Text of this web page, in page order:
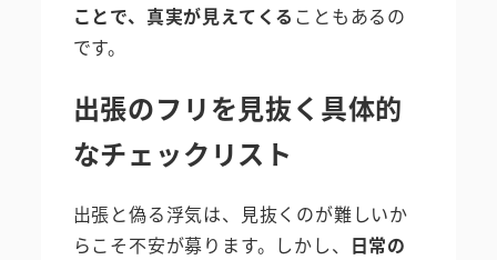
ことで、真実が見えてくる こともあるの
です。
出張のフリを見抜く具体的
なチェックリスト
出張と偽る浮気は、見抜くのが難しいか
らこそ不安が募ります。しかし、 日常の